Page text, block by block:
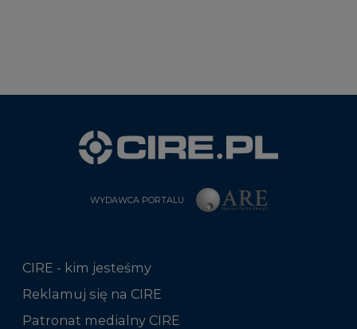
WYDAWCA PORTALU
CIRE - kim jesteśmy
Reklamuj się na CIRE
Patronat medialny CIRE